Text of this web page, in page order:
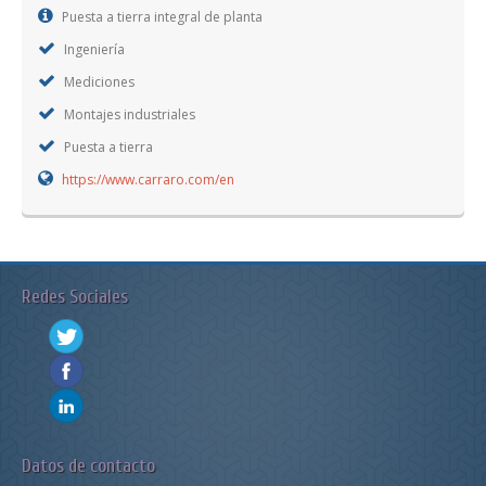
Puesta a tierra integral de planta
Ingeniería
Mediciones
Montajes industriales
Puesta a tierra
https://www.carraro.com/en
Redes Sociales
Datos de contacto